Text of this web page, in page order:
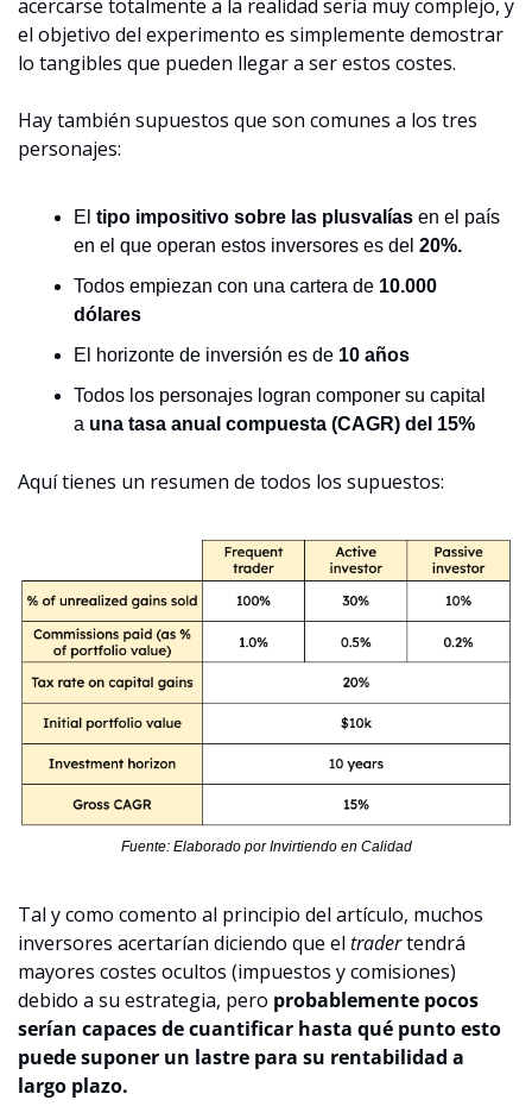
acercarse totalmente a la realidad sería muy complejo, y
el objetivo del experimento es simplemente demostrar
lo tangibles que pueden llegar a ser estos costes.
Hay también supuestos que son comunes a los tres
personajes:
El tipo impositivo sobre las plusvalías en el país
en el que operan estos inversores es del 20%.
Todos empiezan con una cartera de 10.000
dólares
El horizonte de inversión es de 10 años
Todos los personajes logran componer su capital
a una tasa anual compuesta (CAGR) del 15%
Aquí tienes un resumen de todos los supuestos:
Fuente: Elaborado por Invirtiendo en Calidad
Tal y como comento al principio del artículo, muchos
inversores acertarían diciendo que el trader tendrá
mayores costes ocultos (impuestos y comisiones)
debido a su estrategia, pero probablemente pocos
serían capaces de cuantificar hasta qué punto esto
puede suponer un lastre para su rentabilidad a
largo plazo.